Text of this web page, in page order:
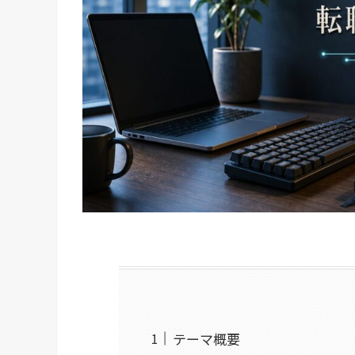
テーマ概要